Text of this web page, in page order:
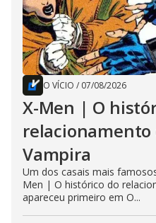
O VÍCIO / 07/08/2026
X-Men | O
relacionamento
Vampira
Um dos casais mais
Men | O histórico do
apareceu primeiro em O...